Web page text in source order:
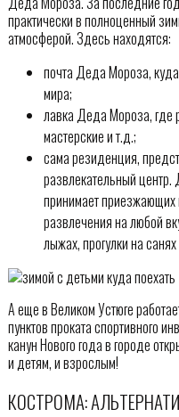
практически в полноценный
атмосферой. Здесь находятся:
почта Деда Мороза,
мира;
лавка Деда Мороза, где
мастерские и т.д.;
сама резиденция,
развлекательный
принимает приезжающих
развлечения на любой
лыжах, прогулки на
А еще в Великом Устюге
пунктов проката спортивного
канун Нового года в городе
и детям, и взрослым!
КОСТРОМА: